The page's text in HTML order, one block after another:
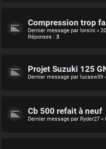
Compression trop
Dernier message par lorsini «
Réponses : 3
Projet Suzuki 125
Dernier message par lucasw59
Cb 500 refait à neuf
Dernier message par Ryder27 «